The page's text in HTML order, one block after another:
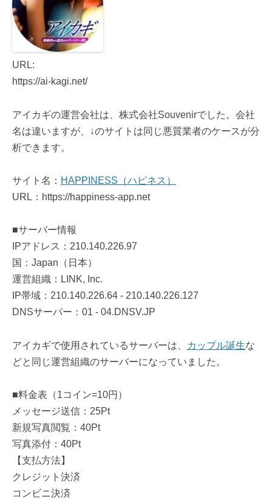
URL:
https://ai-kagi.net/
アイカギの運営会社は、株式会社Souvenirでした。会社
名は違いますが、↓のサイトは同じ悪質業者のケースが分
析できます。
サイト名： HAPPINESS（ハピネス）
URL：https://happiness-app.net
■サーバー情報
IPアドレス：210.140.226.97
国：Japan（日本）
運営組織：LINK, Inc.
IP帯域：210.140.226.64 - 210.140.226.127
DNSサーバー：01 - 04.DNSV.JP
アイカギで使用されているサーバーは、 カップル誕生な
どと同じ運営組織のサーバーになっていました。
■料金表（1コイン=10円）
メッセージ送信：25Pt
新規写真閲覧：40Pt
写真添付：40Pt
【支払方法】
クレジット決済
コンビニ決済